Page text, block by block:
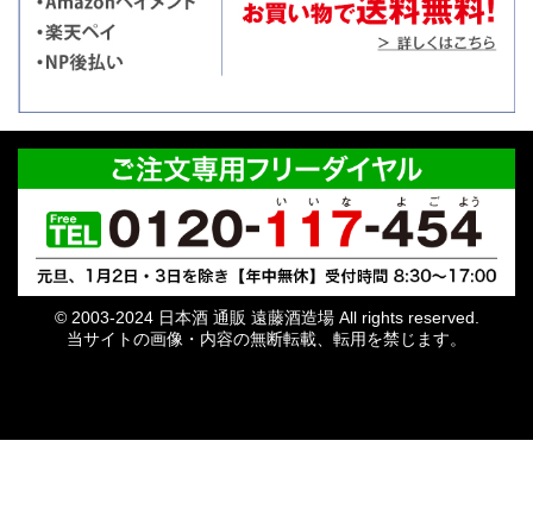
© 2003-2024 日本酒 通販 遠藤酒造場 All rights reserved.
当サイトの画像・内容の無断転載、転用を禁じます。